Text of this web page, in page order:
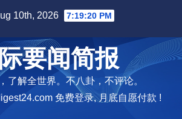
10th, 2026 7:19:21 PM
要闻简报
了解全世界。不八卦，不评论。
免费登录, 月底自愿付款 !